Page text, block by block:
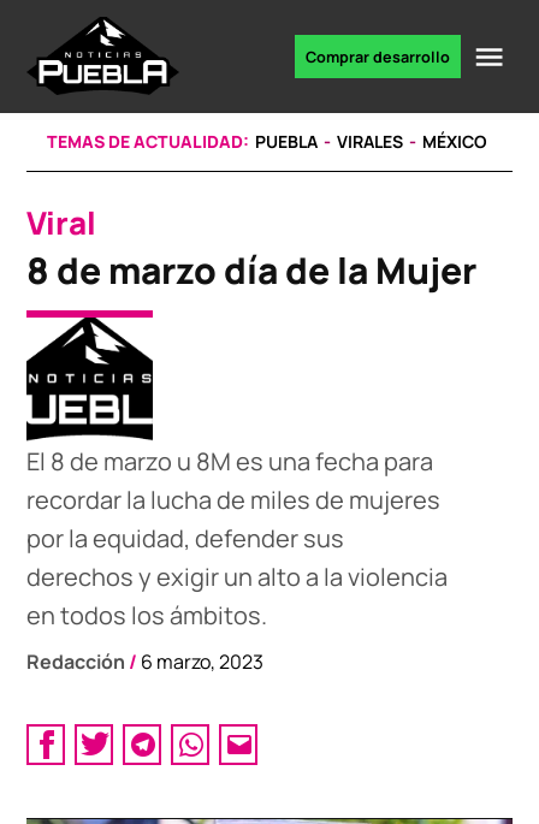
content
noticias
Comprar desarrollo
TEMAS DE ACTUALIDAD: PUEBLA VIRALES MÉXICO
POSTED
IN
Viral
8 de marzo día de la Mujer
El 8 de marzo u 8M es una fecha para
recordar la lucha de miles de mujeres
por la equidad, defender sus
derechos y exigir un alto a la violencia
en todos los ámbitos.
Redacción / 6 marzo, 2023